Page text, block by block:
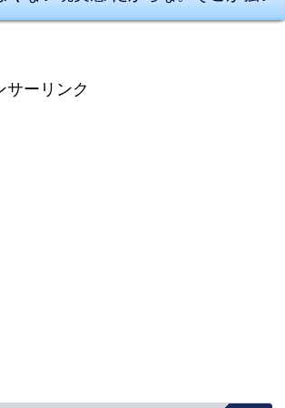
サーリンク